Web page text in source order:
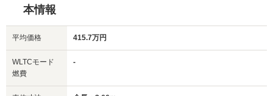
排気量
駆動方式
1368cc
FF
1368cc
FF
1368cc
FF
本情報
平均価格 415.7万円
WLTCモード
燃費
-